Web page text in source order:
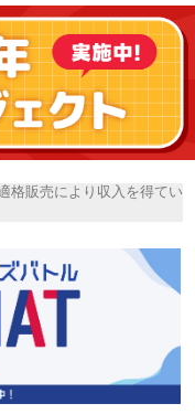
格販売により収入を得てい